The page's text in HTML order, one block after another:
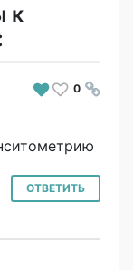
к
# 0
ОТВЕТИТЬ